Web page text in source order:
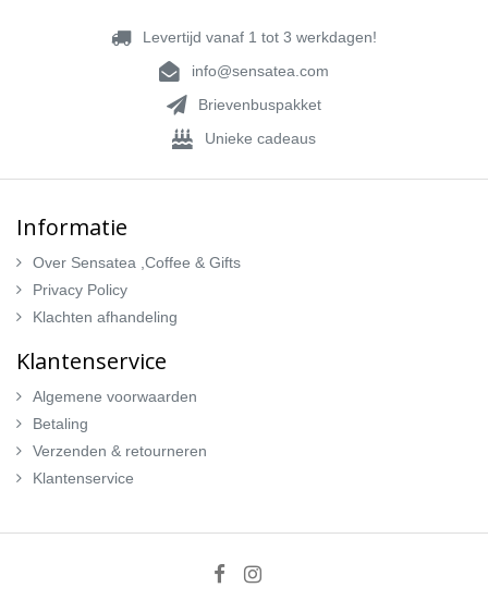
Levertijd vanaf 1 tot 3 werkdagen!
info@sensatea.com
Brievenbuspakket
Unieke cadeaus
Informatie
Over Sensatea ,Coffee & Gifts
Privacy Policy
Klachten afhandeling
Klantenservice
Algemene voorwaarden
Betaling
Verzenden & retourneren
Klantenservice